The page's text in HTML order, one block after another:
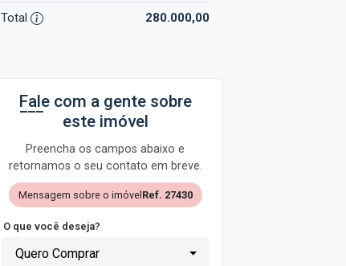
Total 280.000,00
Fale com a gente sobre
este imóvel
Preencha os campos abaixo e
retornamos o seu contato em breve.
Mensagem sobre o imóvel Ref. 27430
O que você deseja?
Quero Comprar